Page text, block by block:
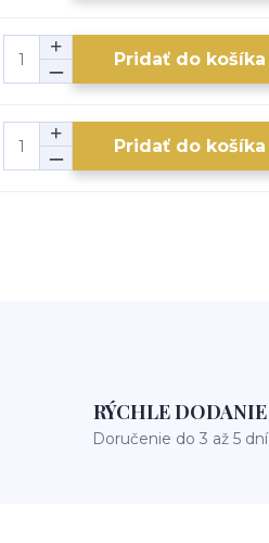
Pridať do košíka
Pridať do košíka
RÝCHLE DODANIE
Doručenie do 3 až 5 dní